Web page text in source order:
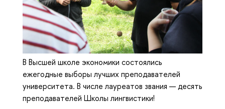
В Высшей школе экономики состоялись
ежегодные выборы лучших преподавателей
университета. В числе лауреатов звания — десять
преподавателей Школы лингвистики!